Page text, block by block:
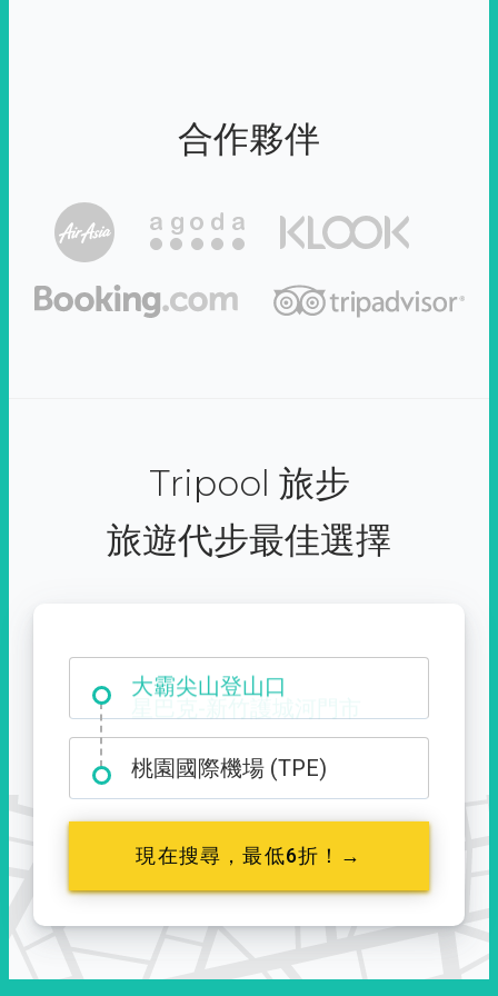
合作夥伴
Tripool 旅步
旅遊代步最佳選擇
大霸尖山登山口
桃園國際機場 (TPE)
現在搜尋，最低6折！→